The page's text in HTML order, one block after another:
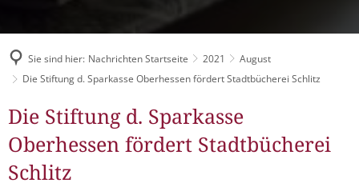
Konzertsaal LMAH
Schlitzer Geschichten
Sie sind hier: Nachrichten Startseite 2021
August
Die Stiftung d. Sparkasse Oberhessen fördert Stadtbücherei Schlitz
Die Stiftung d. Sparkasse
Oberhessen fördert Stadtbücherei
Schlitz